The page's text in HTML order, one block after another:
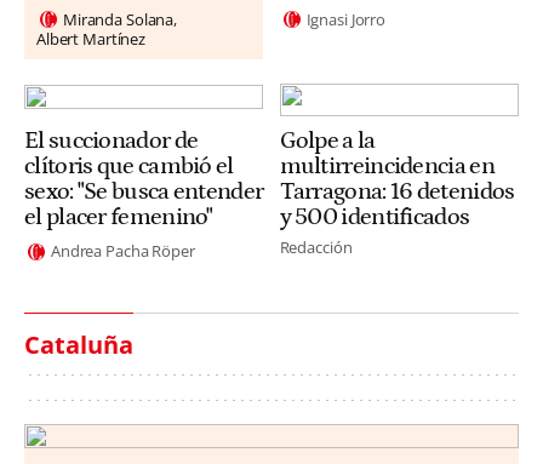
Miranda Solana
Albert Martínez
Ignasi Jorro
El succionador de
clítoris que cambió el
sexo: "Se busca entender
el placer femenino"
Andrea Pacha Röper
Golpe a la
multirreincidencia en
Tarragona: 16 detenidos
y 500 identificados
Redacción
Cataluña